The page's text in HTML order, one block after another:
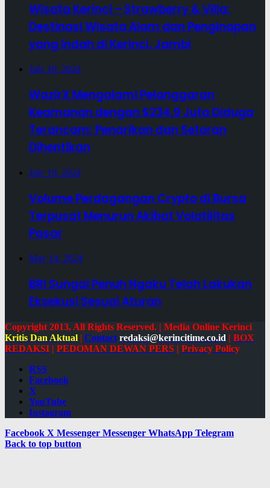
Wisata Kerinci – Strawberry & Villa:
Destinasi Wisata Alam dan Penginapan
yang Indah di Kerinci, Jambi
July 19, 2024
WazirX Mengalami Pelanggaran
Keamanan dengan $234,9 Juta Diduga
Terancam; Penarikan dan Setoran
Dihentikan
July 19, 2024
Volume Perdagangan Crypto di Bursa
Terpusat Menurun Akibat Volatilitas
Pasar
May 14, 2024
BRI Sungai Penuh Ngaku Telah Lakukan
Eksekusi Sesuai Aturan
Copyright 2013, All Rights Reserved. | Media Online Kerinci
Kritis Dan Aktual | Contact redaksi@kerincitime.co.id | BOX
REDAKSI | PEDOMAN DEWAN PERS | Privacy Policy
RSS
Facebook
X
YouTube
Instagram
Facebook X Messenger Messenger WhatsApp Telegram
Back to top button